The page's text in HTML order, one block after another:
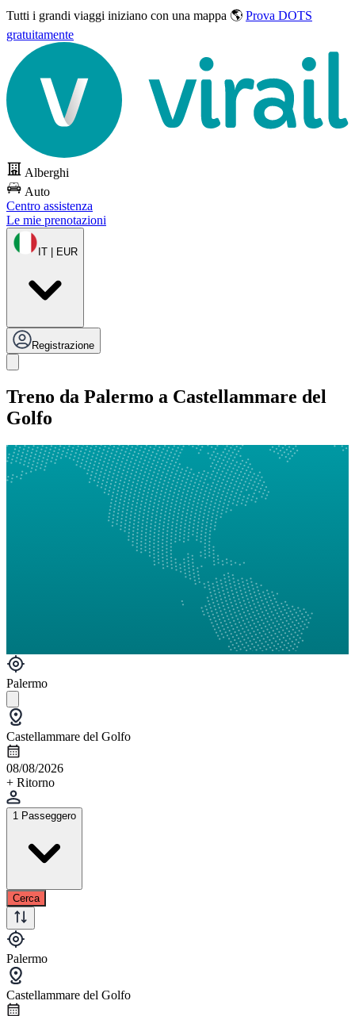
Tutti i grandi viaggi iniziano con una mappa 🌎 Prova DOTS
gratuitamente
Alberghi
Auto
Centro assistenza
Le mie prenotazioni
IT | EUR
Registrazione
Treno da Palermo a Castellammare del
Golfo
Palermo
Castellammare del Golfo
08/08/2026
+ Ritorno
1 Passeggero
Cerca
Palermo
Castellammare del Golfo